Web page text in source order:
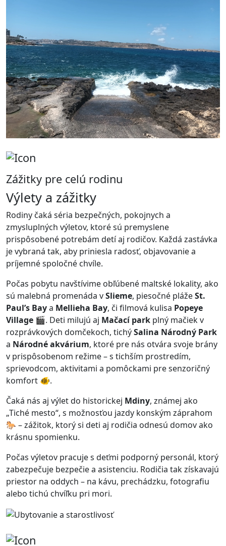
Zážitky pre celú rodinu
Výlety a zážitky
Rodiny čaká séria bezpečných, pokojnych a
zmysluplných výletov, ktoré sú premyslene
prispôsobené potrebám detí aj rodičov. Každá zastávka
je vybraná tak, aby priniesla radosť, objavovanie a
príjemné spoločné chvíle.
Počas pobytu navštívime obľúbené maltské lokality, ako
sú malebná promenáda vSlieme, piesočné plážeSt.
Paul’s Baya Mellieha Bay, či filmová kulisa Popeye
Village 🎬. Deti milujú aj Mačací park plný mačiek v
rozprávkových domčekoch, tichýSalina Národný Park
a Národné akvárium, ktoré pre nás otvára svoje brány
v prispôsobenom režime – s tichším prostredím,
sprievodcom, aktivitami a pomôckami pre senzoričný
komfort 🐠.
Čaká nás aj výlet do historickej Mdiny, známej ako
„Tiché mesto“, s možnosťou jazdy konským záprahom
🐎 – zážitok, ktorý si deti aj rodičia odnesú domov ako
krásnu spomienku.
Počas výletov pracuje s deťmi podporný personál, ktorý
zabezpečuje bezpečie a asistenciu. Rodičia tak získavajú
priestor na oddych – na kávu, prechádzku, fotografiu
alebo tichú chvíľku pri mori.